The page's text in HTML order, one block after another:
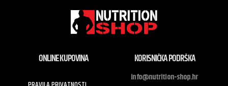
ONLINE KUPOVINA KORISNIČKA PODRŠKA
info@nutrition-shop.hr